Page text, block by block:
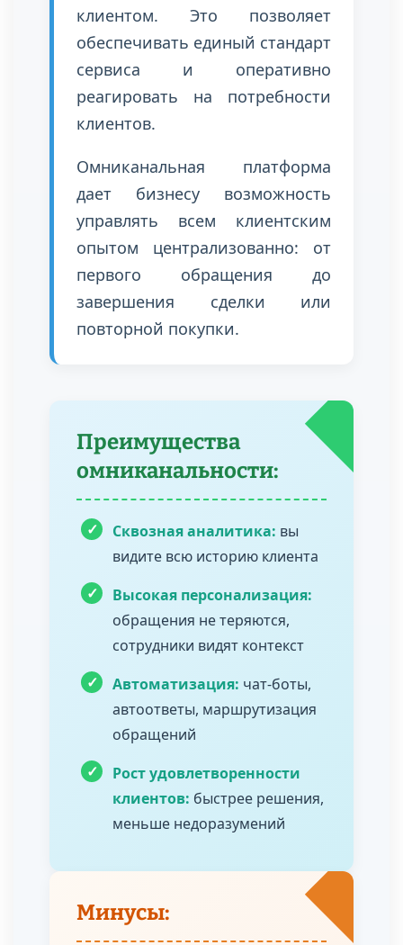
клиентом. Это позволяет
обеспечивать единый стандарт
сервиса и оперативно
реагировать на потребности
клиентов.
Омниканальная платформа
дает бизнесу возможность
управлять всем клиентским
опытом централизованно: от
первого обращения до
завершения сделки или
повторной покупки.
Преимущества
омниканальности:
✓ Сквозная аналитика: вы
видите всю историю клиента
✓
Высокая персонализация:
обращения не теряются,
сотрудники видят контекст
✓
Автоматизация: чат-боты,
автоответы, маршрутизация
обращений
✓
Рост удовлетворенности
клиентов: быстрее решения,
меньше недоразумений
Минусы: